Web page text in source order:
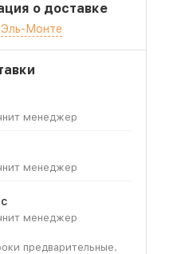
о доставке
Эль-Монте
менеджер
менеджер
менеджер
предварительные.